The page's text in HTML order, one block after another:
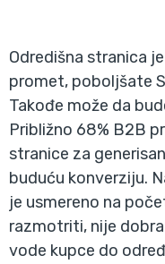
Odredišna stranica
promet, poboljšate
Takođe može da
Približno 68% B2B
stranice za
buduću konverziju.
je usmereno na
razmotriti, nije
vode kupce do